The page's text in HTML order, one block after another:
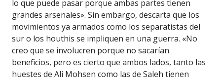
lo que puede pasar porque ambas partes tienen
grandes arsenales». Sin embargo, descarta que los
movimientos ya armados como los separatistas del
sur o los houthis se impliquen en una guerra. «No
creo que se involucren porque no sacarían
beneficios, pero es cierto que ambos lados, tanto las
huestes de Ali Mohsen como las de Saleh tienen